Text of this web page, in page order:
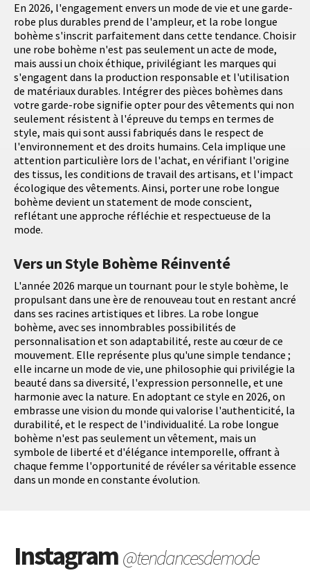
En 2026, l'engagement envers un mode de vie et une garde-
robe plus durables prend de l'ampleur, et la robe longue
bohème s'inscrit parfaitement dans cette tendance. Choisir
une robe bohème n'est pas seulement un acte de mode,
mais aussi un choix éthique, privilégiant les marques qui
s'engagent dans la production responsable et l'utilisation
de matériaux durables. Intégrer des pièces bohèmes dans
votre garde-robe signifie opter pour des vêtements qui non
seulement résistent à l'épreuve du temps en termes de
style, mais qui sont aussi fabriqués dans le respect de
l'environnement et des droits humains. Cela implique une
attention particulière lors de l'achat, en vérifiant l'origine
des tissus, les conditions de travail des artisans, et l'impact
écologique des vêtements. Ainsi, porter une robe longue
bohème devient un statement de mode conscient,
reflétant une approche réfléchie et respectueuse de la
mode.
Vers un Style Bohème Réinventé
L'année 2026 marque un tournant pour le style bohème, le
propulsant dans une ère de renouveau tout en restant ancré
dans ses racines artistiques et libres. La robe longue
bohème, avec ses innombrables possibilités de
personnalisation et son adaptabilité, reste au cœur de ce
mouvement. Elle représente plus qu'une simple tendance ;
elle incarne un mode de vie, une philosophie qui privilégie la
beauté dans sa diversité, l'expression personnelle, et une
harmonie avec la nature. En adoptant ce style en 2026, on
embrasse une vision du monde qui valorise l'authenticité, la
durabilité, et le respect de l'individualité. La robe longue
bohème n'est pas seulement un vêtement, mais un
symbole de liberté et d'élégance intemporelle, offrant à
chaque femme l'opportunité de révéler sa véritable essence
dans un monde en constante évolution.
Instagram@tendancesdemode